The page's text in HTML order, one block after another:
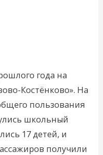
года на
Костёнково». На
пользования
школьный
17 детей, и
получили